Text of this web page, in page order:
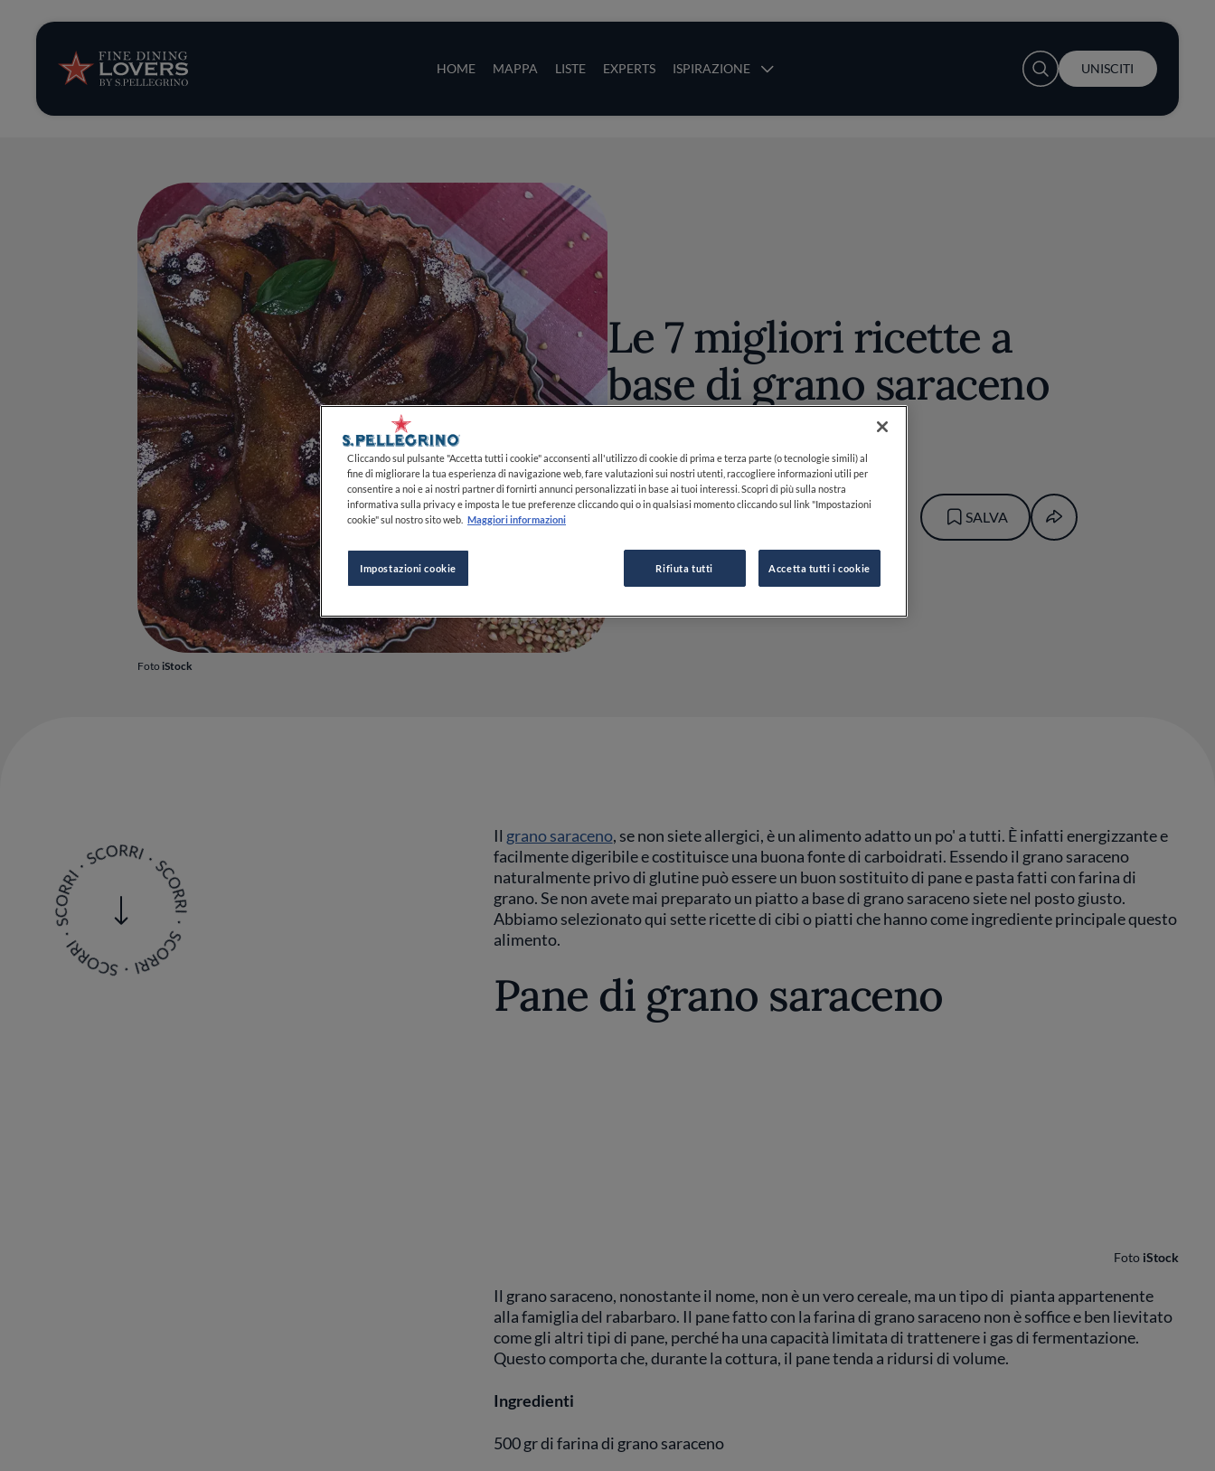
HOME MAPPA LISTE EXPERTS ISPIRAZIONE
Storie e tendenze
Ricette
Trucchi e consigli
Serie
User account menu
UNISCITI
Foto iStock
Le 7 migliori ricette a
base di grano saraceno
DAFINE DINING LOVERS
SALVA
Il grano saraceno, se non siete allergici, è un alimento adatto un po' a tutti. È infatti energizzante e
facilmente digeribile e costituisce una buona fonte di carboidrati. Essendo il grano saraceno
naturalmente privo di glutine può essere un buon sostituito di pane e pasta fatti con farina di
grano. Se non avete mai preparato un piatto a base di grano saraceno siete nel posto giusto.
Abbiamo selezionato qui sette ricette di cibi o piatti che hanno come ingrediente principale questo
alimento.
Pane di grano saraceno
Foto iStock
Il grano saraceno, nonostante il nome, non è un vero cereale, ma un tipo di pianta appartenente
alla famiglia del rabarbaro. Il pane fatto con la farina di grano saraceno non è soffice e ben lievitato
come gli altri tipi di pane, perché ha una capacità limitata di trattenere i gas di fermentazione.
Questo comporta che, durante la cottura, il pane tenda a ridursi di volume.
Ingredienti
500 gr di farina di grano saraceno
Cliccando sul pulsante "Accetta tutti i cookie" acconsenti all'utilizzo di cookie di prima e terza parte (o tecnologie simili) al
fine di migliorare la tua esperienza di navigazione web, fare valutazioni sui nostri utenti, raccogliere informazioni utili per
consentire a noi e ai nostri partner di fornirti annunci personalizzati in base ai tuoi interessi. Scopri di più sulla nostra
informativa sulla privacy e imposta le tue preferenze cliccando qui o in qualsiasi momento cliccando sul link "Impostazioni
cookie" sul nostro sito web. Maggiori informazioni
Impostazioni cookie Rifiuta tutti Accetta tutti i cookie